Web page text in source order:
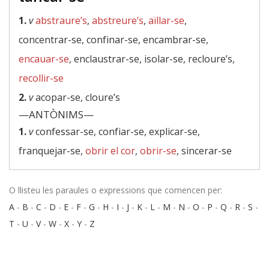
1.vabstraure’s, abstreure’s, aïllar-se,
concentrar-se, confinar-se, encambrar-se,
encauar-se, enclaustrar-se, isolar-se, recloure’s,
recollir-se
2.vacopar-se, cloure’s
—ANTÒNIMS—
1.vconfessar-se, confiar-se, explicar-se,
franquejar-se, obrir el cor, obrir-se, sincerar-se
O llisteu les paraules o expressions que comencen per:
A - B - C - D - E - F - G - H - I - J - K - L - M - N - O - P - Q - R - S -
T - U - V- W - X - Y - Z